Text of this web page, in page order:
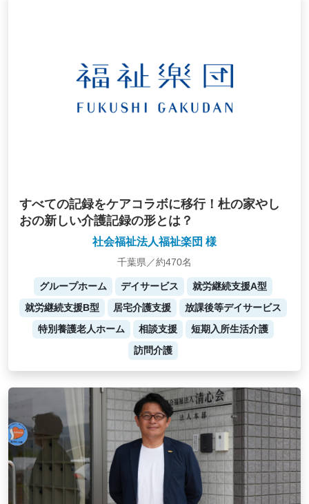
すべての記録をケアコラボに移行！杜の家やし
おの新しい介護記録の形とは？
社会福祉法人福祉楽団 様
千葉県／約470名
グループホーム デイサービス
就労継続支援A型
就労継続支援B型
居宅介護支援
放課後等デイサービス
特別養護老人ホーム
相談支援
短期入所生活介護
訪問介護